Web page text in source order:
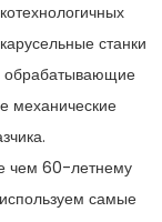
станки
обрабатывающие
механические
чем 60-летнему
самые